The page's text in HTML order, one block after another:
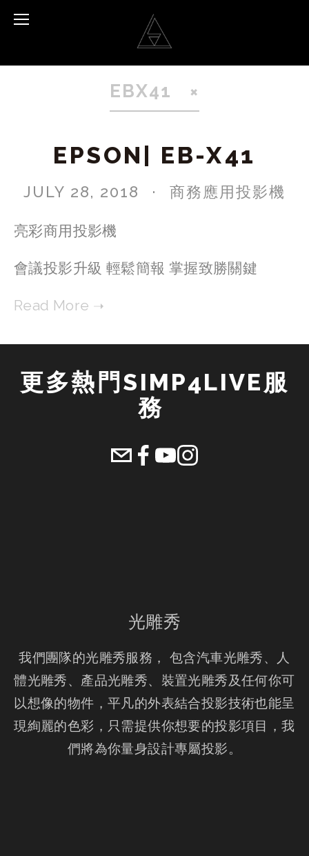
EBX41
EPSON| EB-X41
JULY 28, 2018 商務應用投影機
亮彩商用投影機
會議投影升級 輕鬆簡報 掌握致勝關鍵
更多熱門SIMP4LIVE服
務
光雕秀
我們團隊的光雕秀服務， 包含汽車光雕秀、人
體光雕秀、產品光雕秀、裝置光雕秀及任何你可
以想像的物件，平凡的外表結合投影技術也能呈
現絢麗的色彩，只需提供你想要的投影項目，我
們將為你量身設計專屬投影。